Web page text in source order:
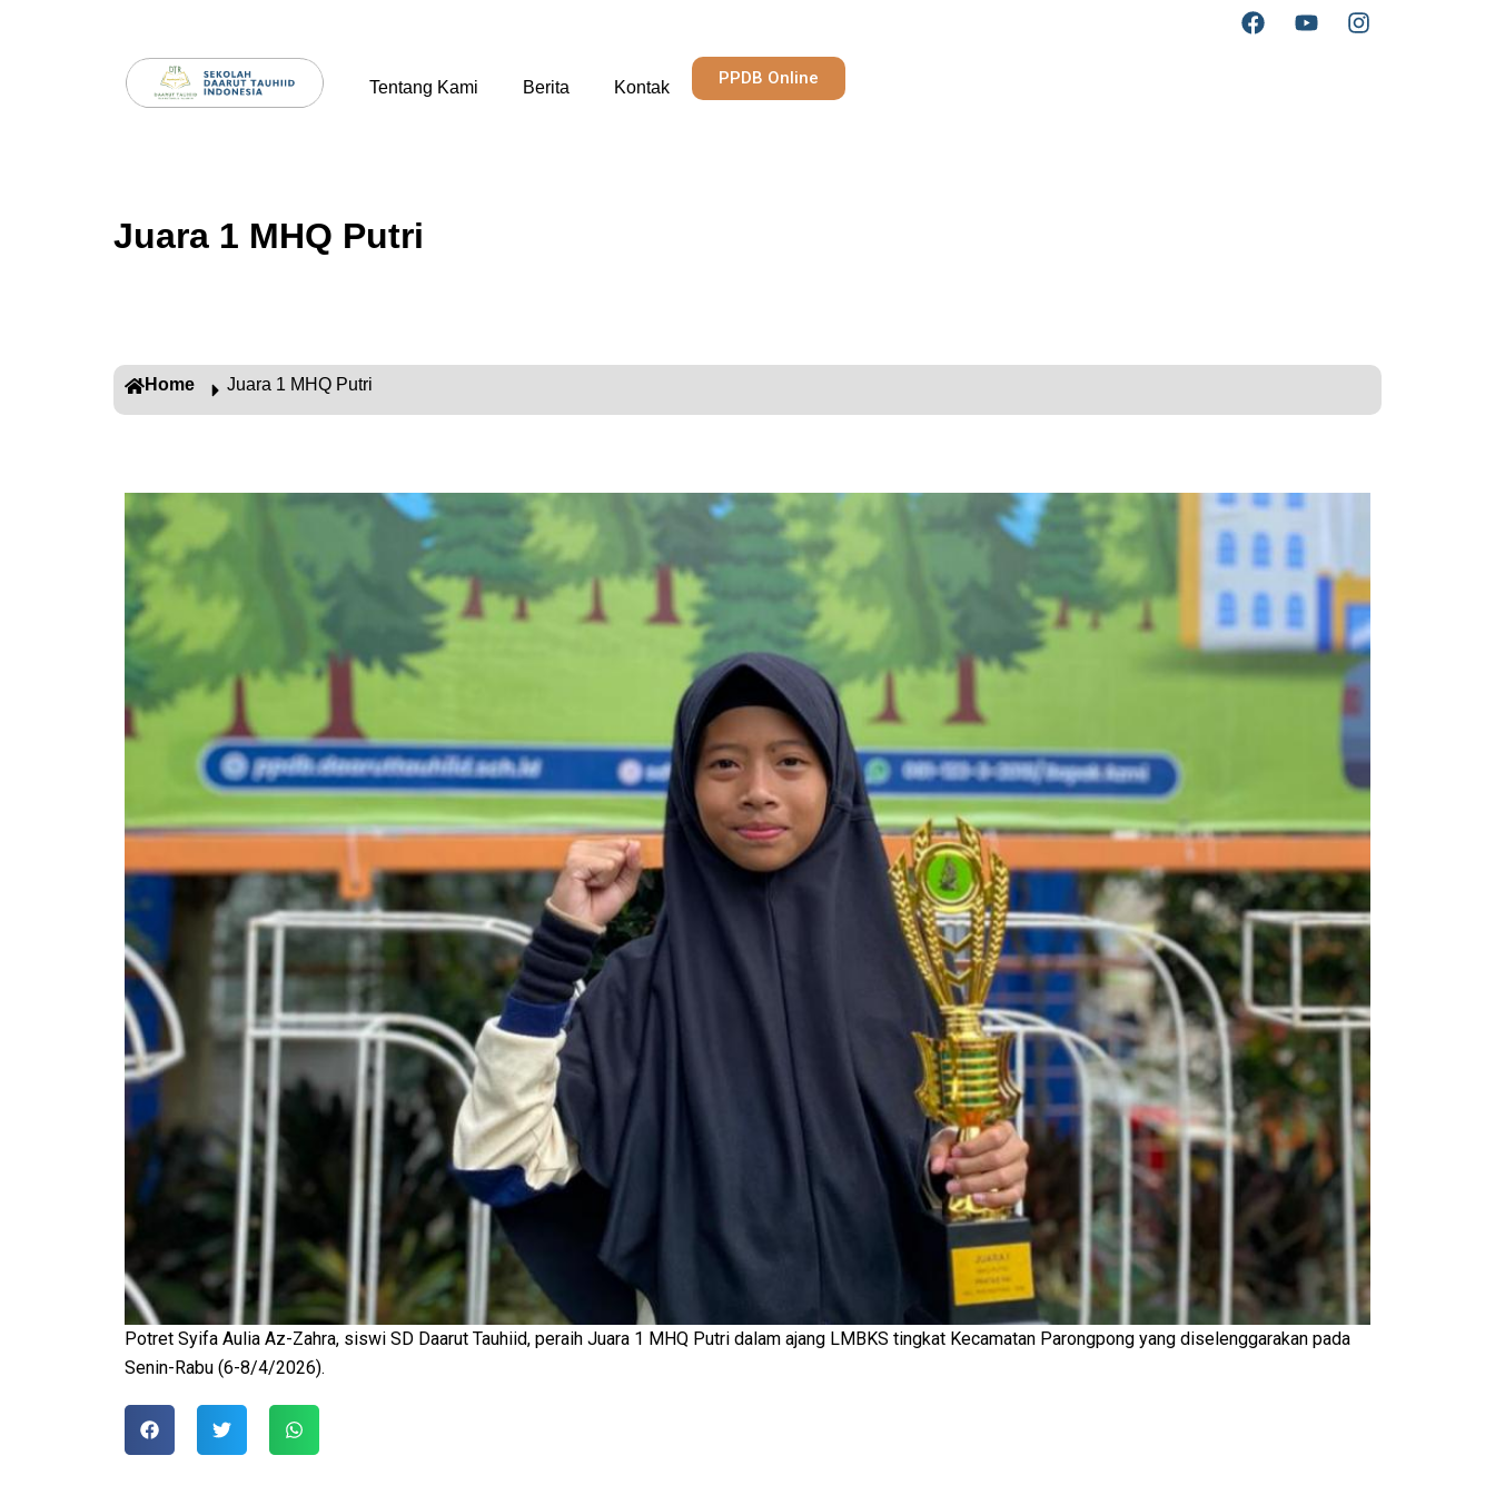
Tentang Kami Berita Kontak PPDB Online
Juara 1 MHQ Putri
Home Juara 1 MHQ Putri
Potret Syifa Aulia Az-Zahra, siswi SD Daarut Tauhiid, peraih Juara 1 MHQ Putri dalam ajang LMBKS tingkat Kecamatan Parongpong yang diselenggarakan pada
Senin-Rabu (6-8/4/2026).